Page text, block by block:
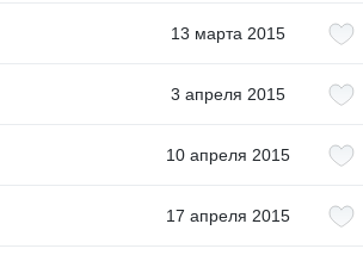
13 марта 2015
3 апреля 2015
10 апреля 2015
17 апреля 2015